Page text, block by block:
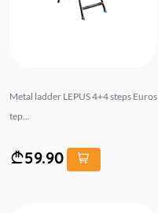
Metal ladder LEPUS 4+4 steps Euros
tep...
59.90